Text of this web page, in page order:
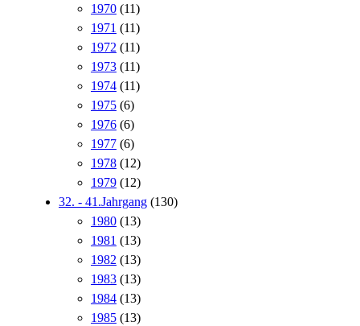
1970 (11)
1971 (11)
1972 (11)
1973 (11)
1974 (11)
1975 (6)
1976 (6)
1977 (6)
1978 (12)
1979 (12)
32. - 41.Jahrgang (130)
1980 (13)
1981 (13)
1982 (13)
1983 (13)
1984 (13)
1985 (13)